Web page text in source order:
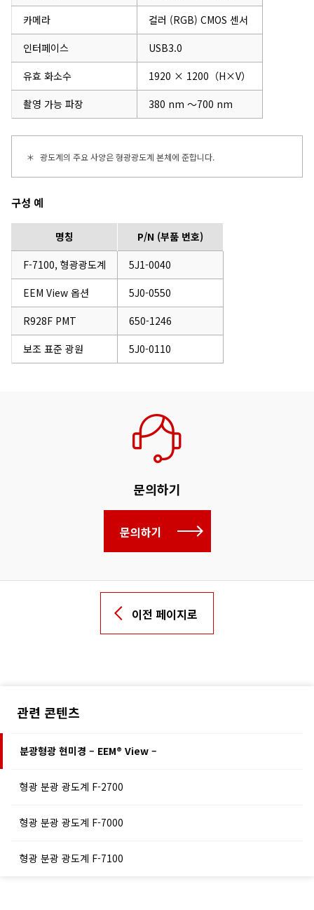
카메라
컬러 (RGB) CMOS 센서
인터페이스
USB3.0
유효 화소수
1920 × 1200（H×V）
촬영 가능 파장
380 nm ～700 nm
＊ 광도계의 주요 사양은 형광광도계 본체에 준합니다.
구성 예
명칭
P/N (부품 번호)
F-7100, 형광광도계
5J1-0040
EEM View 옵션
5J0-0550
R928F PMT
650-1246
보조 표준 광원
5J0-0110
문의하기
문의하기
이전 페이지로
관련 콘텐츠
분광형광 현미경 – EEM® View –
형광 분광 광도계 F-2700
형광 분광 광도계 F-7000
형광 분광 광도계 F-7100